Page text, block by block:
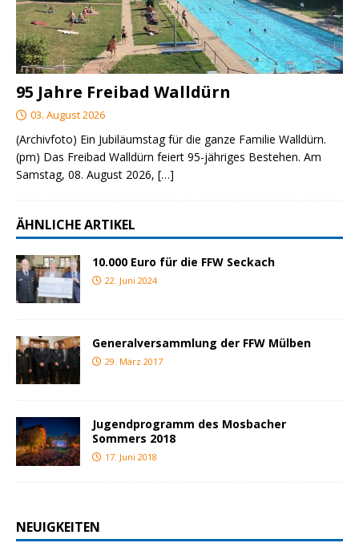
95 Jahre Freibad Walldürn
03. August 2026
(Archivfoto) Ein Jubiläumstag für die ganze Familie Walldürn.
(pm) Das Freibad Walldürn feiert 95-jähriges Bestehen. Am
Samstag, 08. August 2026, […]
ÄHNLICHE ARTIKEL
10.000 Euro für die FFW Seckach
22. Juni 2024
Generalversammlung der FFW Mülben
29. März 2017
Jugendprogramm des Mosbacher
Sommers 2018
17. Juni 2018
NEUIGKEITEN